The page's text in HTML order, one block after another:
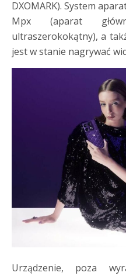
DXOMARK). System
Mpx (aparat
ultraszerokokątny), a
jest w stanie nagrywać
Urządzenie, poza